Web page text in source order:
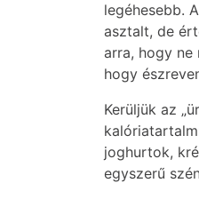
legéhesebb.
asztalt, de
arra, hogy
hogy
Kerüljük az
joghurtok,
egyszerű